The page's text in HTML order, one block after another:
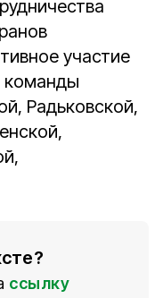
участие
команды
Радьковской,
ссылку